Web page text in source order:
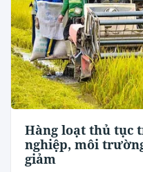
Hàng loạt thủ tục
nghiệp, môi
giảm